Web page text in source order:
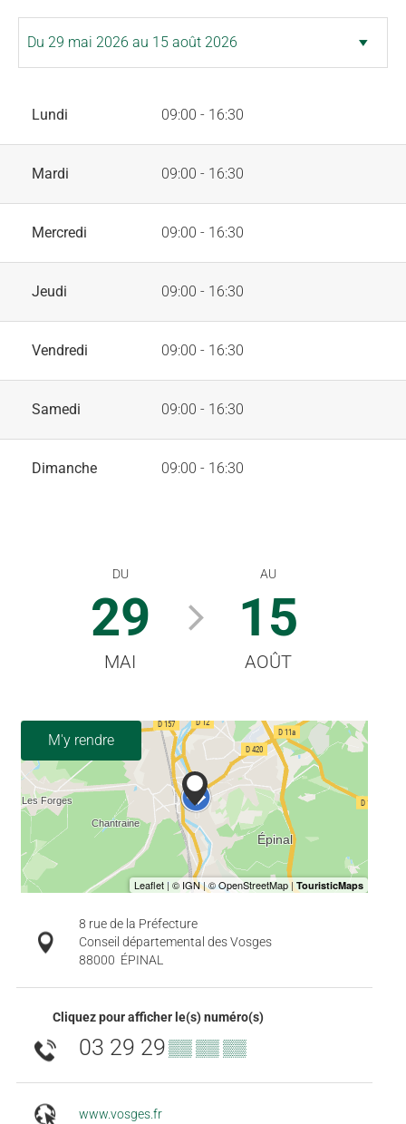
Lundi 09:00 - 16:30
Mardi 09:00 - 16:30
Mercredi 09:00 - 16:30
Jeudi 09:00 - 16:30
Vendredi 09:00 - 16:30
Samedi 09:00 - 16:30
Dimanche 09:00 - 16:30
DU
29
MAI
AU
15
AOÛT
M'y rendre
8 rue de la Préfecture
Conseil départemental des Vosges
88000 ÉPINAL
Cliquez pour afficher le(s) numéro(s)
03 29 29▒▒ ▒▒ ▒▒
www.vosges.fr